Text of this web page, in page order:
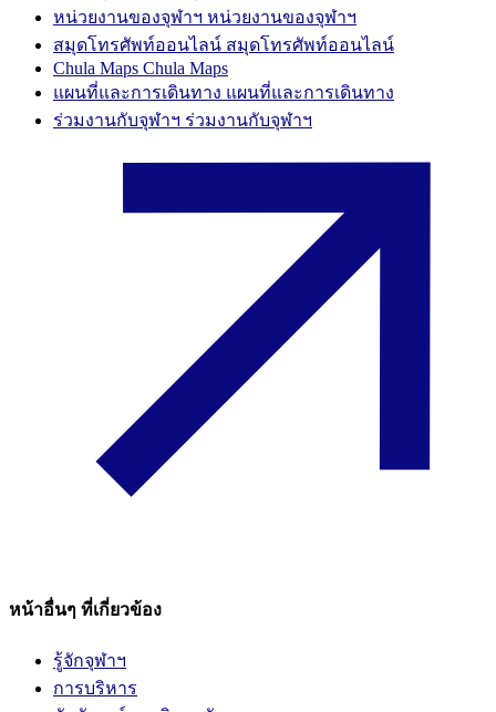
หน่วยงานของจุฬาฯ หน่วยงานของจุฬาฯ
สมุดโทรศัพท์ออนไลน์ สมุดโทรศัพท์ออนไลน์
Chula Maps Chula Maps
แผนที่และการเดินทาง แผนที่และการเดินทาง
ร่วมงานกับจุฬาฯ ร่วมงานกับจุฬาฯ
หน้าอื่นๆ ที่เกี่ยวข้อง
รู้จักจุฬาฯ
การบริหาร